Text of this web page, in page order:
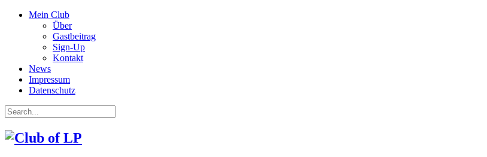
Mein Club
Über
Gastbeitrag
Sign-Up
Kontakt
News
Impressum
Datenschutz